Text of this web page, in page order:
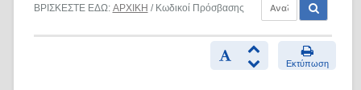
ΒΡΙΣΚΕΣΤΕ ΕΔΩ: ΑΡΧΙΚΗ / Κωδικοί Πρόσβασης
Εκτύπωση